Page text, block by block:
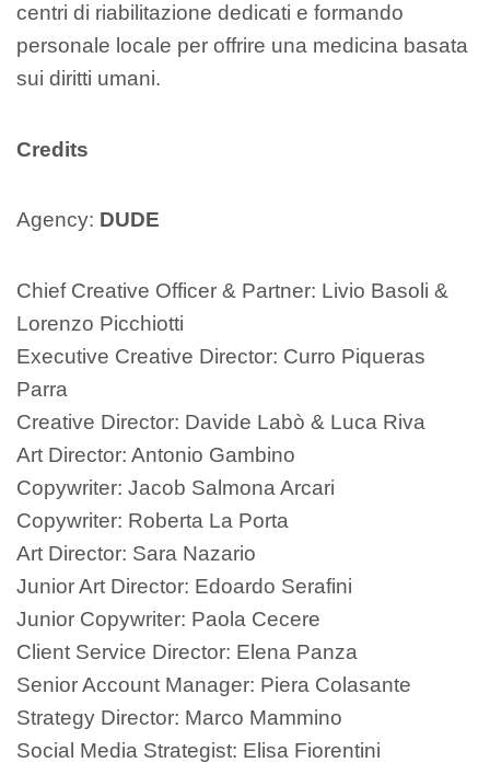
centri di riabilitazione dedicati e formando
personale locale per offrire una medicina basata
sui diritti umani.
Credits
Agency: DUDE
Chief Creative Officer & Partner: Livio Basoli &
Lorenzo Picchiotti
Executive Creative Director: Curro Piqueras
Parra
Creative Director: Davide Labò & Luca Riva
Art Director: Antonio Gambino
Copywriter: Jacob Salmona Arcari
Copywriter: Roberta La Porta
Art Director: Sara Nazario
Junior Art Director: Edoardo Serafini
Junior Copywriter: Paola Cecere
Client Service Director: Elena Panza
Senior Account Manager: Piera Colasante
Strategy Director: Marco Mammino
Social Media Strategist: Elisa Fiorentini